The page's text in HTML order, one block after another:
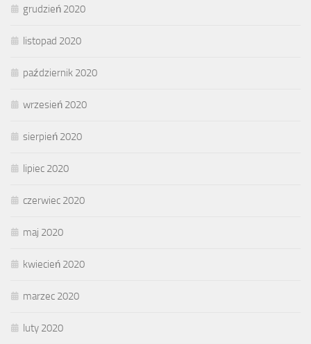
grudzień 2020
listopad 2020
październik 2020
wrzesień 2020
sierpień 2020
lipiec 2020
czerwiec 2020
maj 2020
kwiecień 2020
marzec 2020
luty 2020